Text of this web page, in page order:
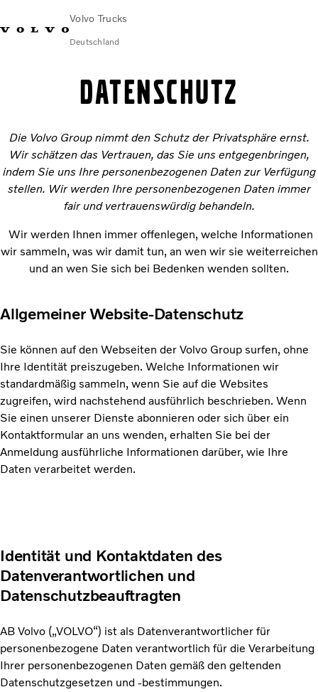
Volvo Trucks
Deutschland
Transportlösungen
Services
Händler & Werkstätten
News
Karriere
Technisches
DATENSCHUTZ
Die Volvo Group nimmt den Schutz der Privatsphäre ernst.
Wir schätzen das Vertrauen, das Sie uns entgegenbringen,
indem Sie uns Ihre personenbezogenen Daten zur Verfügung
stellen. Wir werden Ihre personenbezogenen Daten immer
fair und vertrauenswürdig behandeln.
Wir werden Ihnen immer offenlegen, welche Informationen
wir sammeln, was wir damit tun, an wen wir sie weiterreichen
und an wen Sie sich bei Bedenken wenden sollten.
Allgemeiner Website-Datenschutz
Sie können auf den Webseiten der Volvo Group surfen, ohne
Ihre Identität preiszugeben. Welche Informationen wir
standardmäßig sammeln, wenn Sie auf die Websites
zugreifen, wird nachstehend ausführlich beschrieben. Wenn
Sie einen unserer Dienste abonnieren oder sich über ein
Kontaktformular an uns wenden, erhalten Sie bei der
Anmeldung ausführliche Informationen darüber, wie Ihre
Daten verarbeitet werden.
Identität und Kontaktdaten des
Datenverantwortlichen und
Datenschutzbeauftragten
AB Volvo („VOLVO“) ist als Datenverantwortlicher für
personenbezogene Daten verantwortlich für die Verarbeitung
Ihrer personenbezogenen Daten gemäß den geltenden
Datenschutzgesetzen und -bestimmungen.